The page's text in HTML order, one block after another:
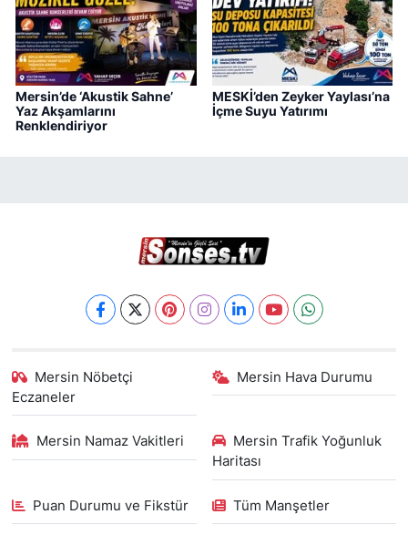
Mersin’de ‘Akustik Sahne’
Yaz Akşamlarını
Renklendiriyor
MESKİ’den Zeyker Yaylası’na
İçme Suyu Yatırımı
Mersin Nöbetçi
Eczaneler
Mersin Hava Durumu
Mersin Namaz Vakitleri
Mersin Trafik Yoğunluk
Haritası
Puan Durumu ve Fikstür Tüm Manşetler